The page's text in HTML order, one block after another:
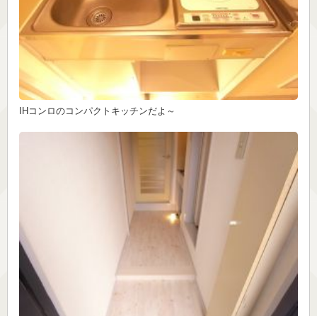
IHコンロのコンパクトキッチンだよ～